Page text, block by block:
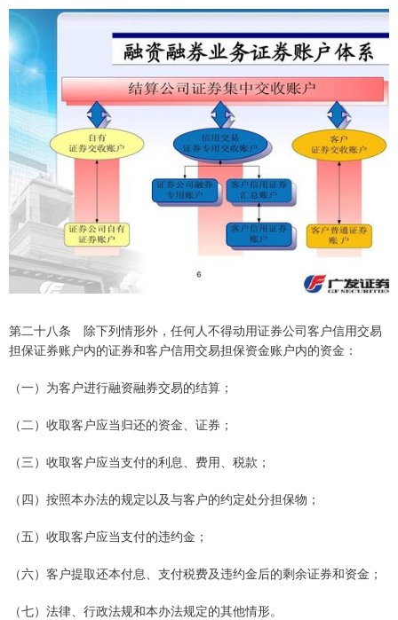
第二十八条 除下列情形外，任何人不得动用证券公司客户信用交易
担保证券账户内的证券和客户信用交易担保资金账户内的资金：
（一）为客户进行融资融券交易的结算；
（二）收取客户应当归还的资金、证券；
（三）收取客户应当支付的利息、费用、税款；
（四）按照本办法的规定以及与客户的约定处分担保物；
（五）收取客户应当支付的违约金；
（六）客户提取还本付息、支付税费及违约金后的剩余证券和资金；
（七）法律、行政法规和本办法规定的其他情形。